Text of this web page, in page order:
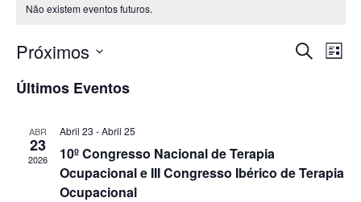
Não existem eventos futuros.
Eventos
Pesquisar
Lista
Próximos
data
Últimos Eventos
ABR
23
2026
Abril 23 -Abril 25
10º Congresso Nacional de Terapia
Ocupacional e III Congresso Ibérico de Terapia
Ocupacional